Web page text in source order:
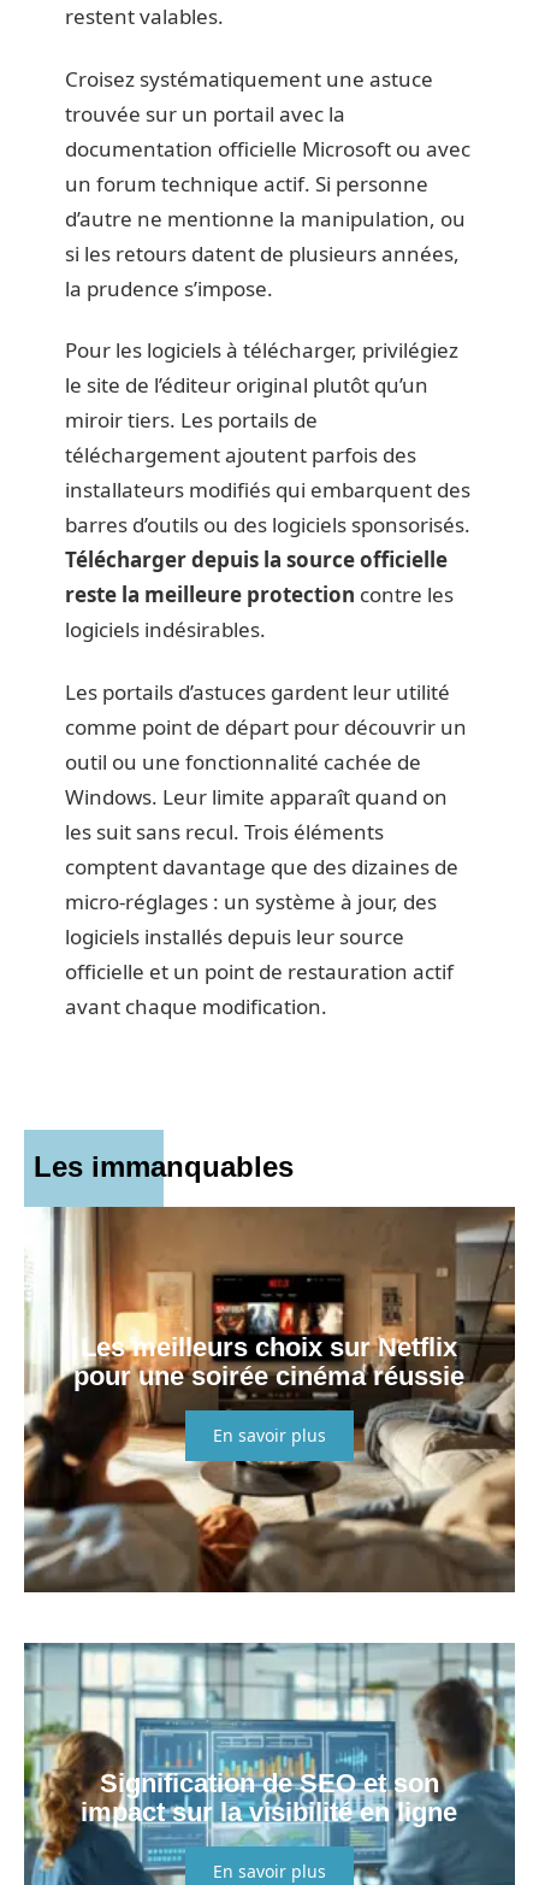
restent valables.
Croisez systématiquement une astuce
trouvée sur un portail avec la
documentation officielle Microsoft ou avec
un forum technique actif. Si personne
d’autre ne mentionne la manipulation, ou
si les retours datent de plusieurs années,
la prudence s’impose.
Pour les logiciels à télécharger, privilégiez
le site de l’éditeur original plutôt qu’un
miroir tiers. Les portails de
téléchargement ajoutent parfois des
installateurs modifiés qui embarquent des
barres d’outils ou des logiciels sponsorisés.
Télécharger depuis la source officielle
reste la meilleure protection contre les
logiciels indésirables.
Les portails d’astuces gardent leur utilité
comme point de départ pour découvrir un
outil ou une fonctionnalité cachée de
Windows. Leur limite apparaît quand on
les suit sans recul. Trois éléments
comptent davantage que des dizaines de
micro-réglages : un système à jour, des
logiciels installés depuis leur source
officielle et un point de restauration actif
avant chaque modification.
Les immanquables
Les meilleurs choix sur Netflix
pour une soirée cinéma réussie
En savoir plus
Signification de SEO et son
impact sur la visibilité en ligne
En savoir plus